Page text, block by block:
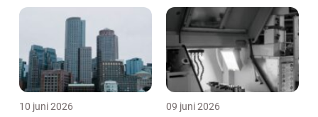
10 juni 2026 09 juni 2026